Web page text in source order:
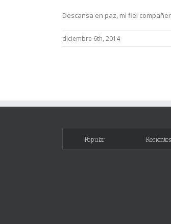
Descansa en paz, mi fiel
diciembre 6th, 2014
Popular Recientes